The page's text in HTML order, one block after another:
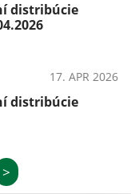
distribúcie
17. APR 2026
distribúcie
>